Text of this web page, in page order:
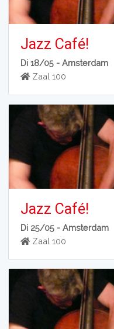
Jazz Café!
Di 18/05 -Amsterdam
Zaal 100
Jazz Café!
Di 25/05 -Amsterdam
Zaal 100